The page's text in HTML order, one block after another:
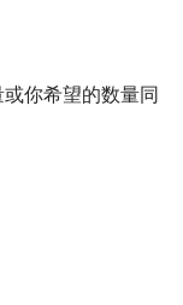
你希望的数量同